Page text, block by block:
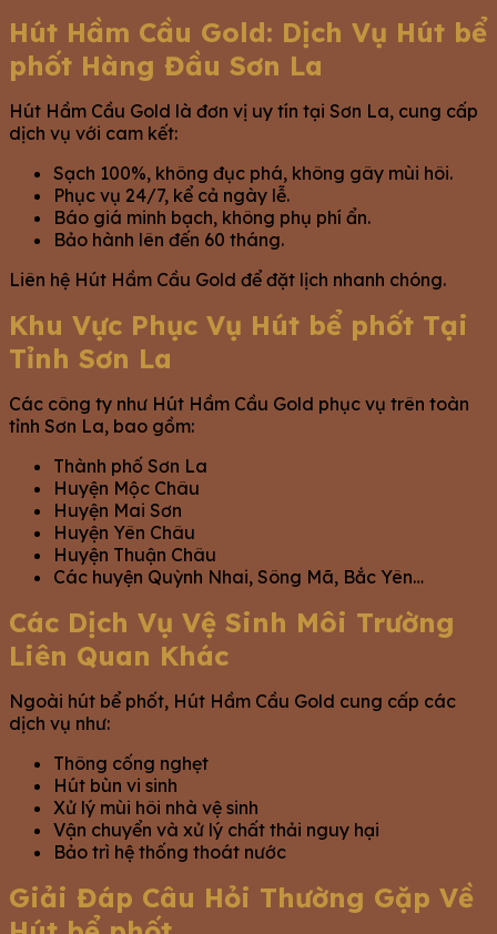
Hút Hầm Cầu Gold: Dịch Vụ Hút bể
phốt Hàng Đầu Sơn La
Hút Hầm Cầu Gold là đơn vị uy tín tại Sơn La, cung cấp
dịch vụ với cam kết:
Sạch 100%, không đục phá, không gây mùi hôi.
Phục vụ 24/7, kể cả ngày lễ.
Báo giá minh bạch, không phụ phí ẩn.
Bảo hành lên đến 60 tháng.
Liên hệ Hút Hầm Cầu Gold để đặt lịch nhanh chóng.
Khu Vực Phục Vụ Hút bể phốt Tại
Tỉnh Sơn La
Các công ty như Hút Hầm Cầu Gold phục vụ trên toàn
tỉnh Sơn La, bao gồm:
Thành phố Sơn La
Huyện Mộc Châu
Huyện Mai Sơn
Huyện Yên Châu
Huyện Thuận Châu
Các huyện Quỳnh Nhai, Sông Mã, Bắc Yên…
Các Dịch Vụ Vệ Sinh Môi Trường
Liên Quan Khác
Ngoài hút bể phốt, Hút Hầm Cầu Gold cung cấp các
dịch vụ như:
Thông cống nghẹt
Hút bùn vi sinh
Xử lý mùi hôi nhà vệ sinh
Vận chuyển và xử lý chất thải nguy hại
Bảo trì hệ thống thoát nước
Giải Đáp Câu Hỏi Thường Gặp Về